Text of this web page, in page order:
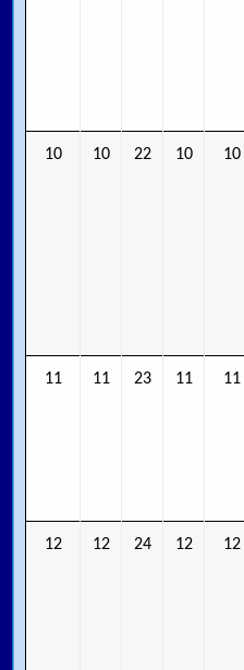
10 10 22 10 10
11 11 23 11 11
12 12 24 12 12